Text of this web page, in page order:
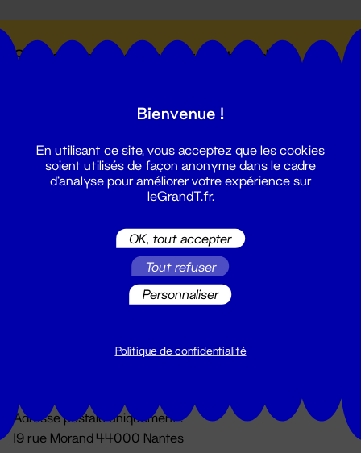
Suivez toutes les actualités du
Du lundi au vendredi 14h → 18h
Adresse postale uniquement :
19 rue Morand 44000 Nantes
Bienvenue !
En utilisant ce site, vous acceptez que les cookies
soient utilisés de façon anonyme dans le cadre
d'analyse pour améliorer votre expérience sur
leGrandT.fr.
OK, tout accepter
Tout refuser
Personnaliser
Politique de confidentialité